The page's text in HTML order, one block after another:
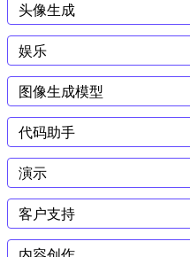
头像生成
娱乐
图像生成模型
代码助手
演示
客户支持